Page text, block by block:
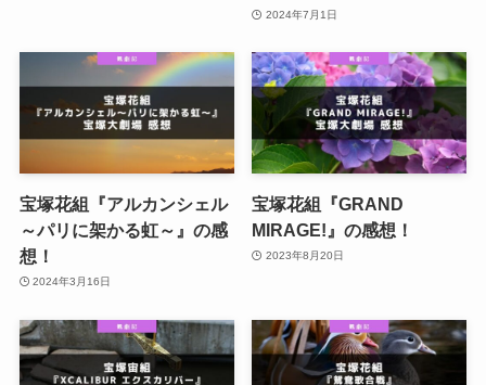
2024年7月1日
宝塚花組『アルカンシェル
～パリに架かる虹～』の感
想！
2024年3月16日
宝塚花組『GRAND
MIRAGE!』の感想！
2023年8月20日